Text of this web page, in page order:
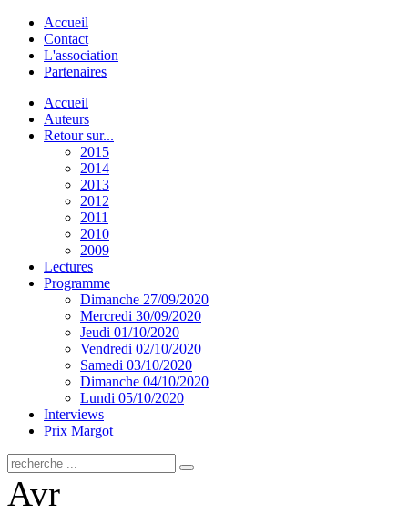
Accueil
Contact
L'association
Partenaires
Accueil
Auteurs
Retour sur...
2015
2014
2013
2012
2011
2010
2009
Lectures
Programme
Dimanche 27/09/2020
Mercredi 30/09/2020
Jeudi 01/10/2020
Vendredi 02/10/2020
Samedi 03/10/2020
Dimanche 04/10/2020
Lundi 05/10/2020
Interviews
Prix Margot
Avr